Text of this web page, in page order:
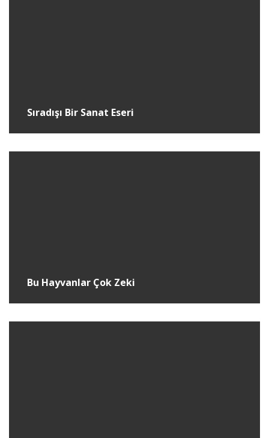
Sıradışı Bir Sanat Eseri
Bu Hayvanlar Çok Zeki